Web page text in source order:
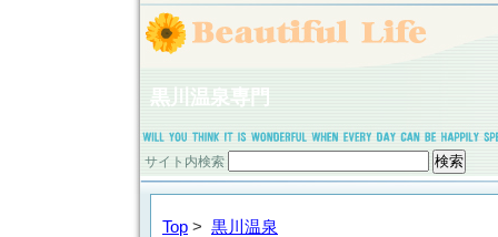
黒川温泉専門
サイト内検索
Top > 黒川温泉